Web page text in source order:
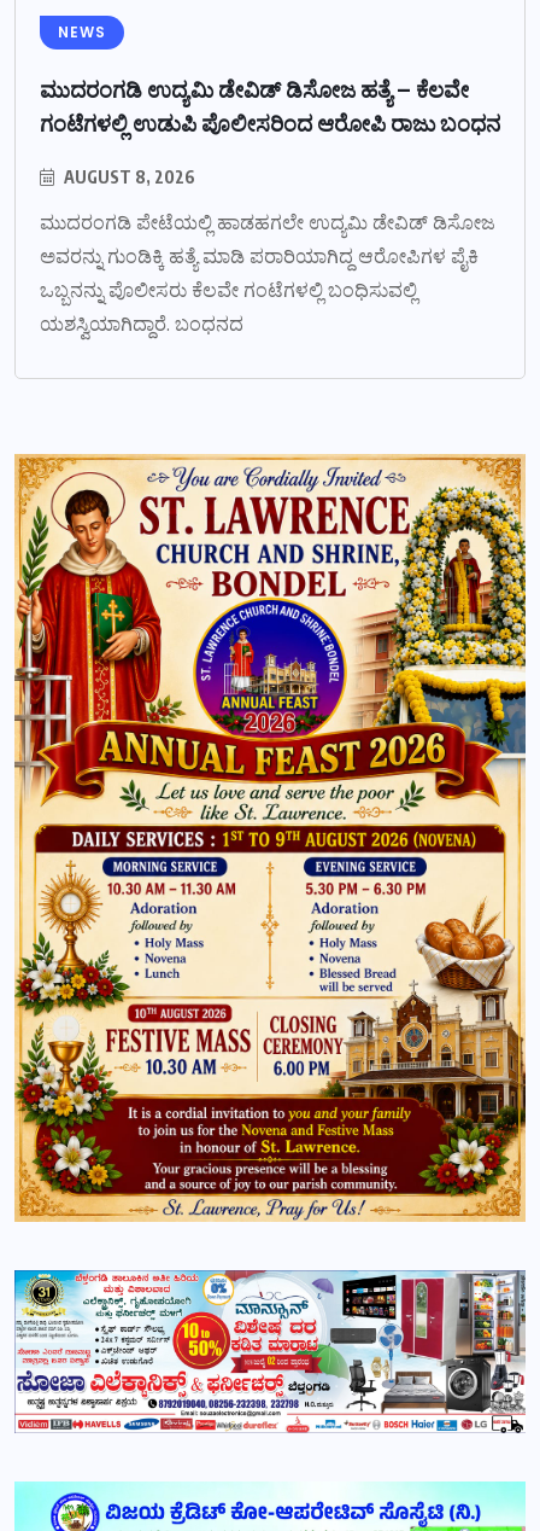
NEWS
ಮುದರಂಗಡಿ ಉದ್ಯಮಿ ಡೇವಿಡ್ ಡಿಸೋಜ ಹತ್ಯೆ – ಕೆಲವೇ
ಗಂಟೆಗಳಲ್ಲಿ ಉಡುಪಿ ಪೊಲೀಸರಿಂದ ಆರೋಪಿ ರಾಜು ಬಂಧನ
AUGUST 8, 2026
ಮುದರಂಗಡಿ ಪೇಟೆಯಲ್ಲಿ ಹಾಡಹಗಲೇ ಉದ್ಯಮಿ ಡೇವಿಡ್ ಡಿಸೋಜ
ಅವರನ್ನು ಗುಂಡಿಕ್ಕಿ ಹತ್ಯೆ ಮಾಡಿ ಪರಾರಿಯಾಗಿದ್ದ ಆರೋಪಿಗಳ ಪೈಕಿ
ಒಬ್ಬನನ್ನು ಪೊಲೀಸರು ಕೆಲವೇ ಗಂಟೆಗಳಲ್ಲಿ ಬಂಧಿಸುವಲ್ಲಿ
ಯಶಸ್ವಿಯಾಗಿದ್ದಾರೆ. ಬಂಧನದ